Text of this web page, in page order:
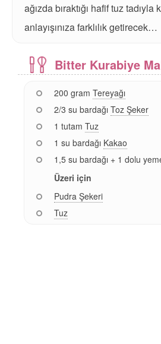
ağızda bıraktığı hafif tuz tadıyla
anlayışınıza farklılık getirecek…
Bitter Kurabiye
200 gram Tereyağı
2/3 su bardağı Toz Şeker
1 tutam Tuz
1 su bardağı Kakao
1,5 su bardağı + 1 dolu
Üzeri için
Pudra Şekeri
Tuz